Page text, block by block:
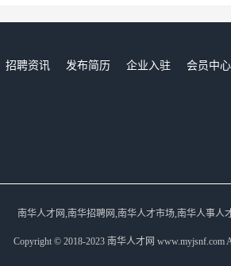
招聘资讯 发布简历 企业入驻 会员中心
南华人才网,南华招聘网,南华人才市场,南华人事人
Copyright © 2018-2023 南华人才网 www.myjsnf.com